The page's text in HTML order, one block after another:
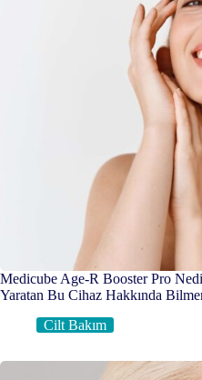
Medicube Age-R Booster Pro
Yaratan Bu Cihaz Hakkında
Cilt Bakım